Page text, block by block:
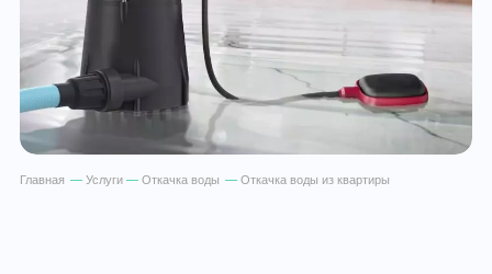
Главная — Услуги— Откачка воды — Откачка воды из квартиры